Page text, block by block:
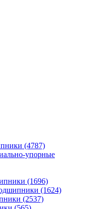
(4787)
упорные
(1696)
(1624)
(2537)